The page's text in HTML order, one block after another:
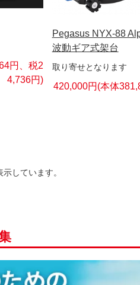
円、税2
4,736円)
Pegasus NYX-88
波動ギア式架台
取り寄せとなります
420,000円(本体
示しています。